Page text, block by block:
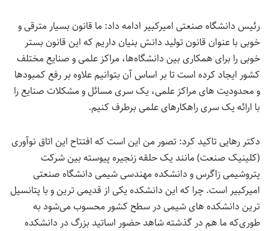
رئیس دانشگاه صنعتی امیرکبیر ادامه داد: ما قانون بسیار مترقی و
خوبی با عنوان قانون تولید دانش بنیان داریم که این قانون بستر
خوبی را برای همکاری بین دانشگاه‌ها، مراکز علمی و صنایع مختلف
کشور ایجاد کرده است تا بر اساس آن بتوانیم علاوه بر رفع کمبودها
و محدودیت های مراکز علمی، یک سری مسائل و مشکلات صنایع را
با ارائه یک سری راهکارهای علمی برطرف کنیم.
دکتر رهایی تاکید کرد: تصور من این است که افتتاح این اتاق نوآوری
(کلینیک صنعت) مانند یک حلقه زنجیره پیوسته بین شرکت
پتروشیمی زاگرس و دانشکده مهندسی شیمی دانشگاه صنعتی
امیرکبیر است. چرا که این دانشکده یکی از قدیمی ترین و با پتانسیل
ترین دانشکده های شیمی در سطح کشور محسوب می‌شود به
طوری‌که ما هم در گذشته شاهد حضور اساتید بزرگ در دانشکده